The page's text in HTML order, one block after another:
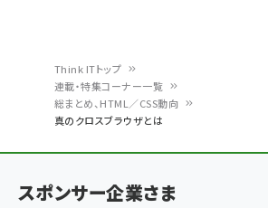
く
ず
Think ITトップ
連載・特集コーナー一覧
総まとめ、HTML／CSS動向
真のクロスブラウザとは
スポンサー企業さま